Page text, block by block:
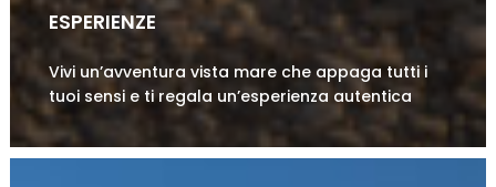
ESPERIENZE
Vivi un’avventura vista mare che appaga tutti i
tuoi sensi e ti regala un’esperienza autentica